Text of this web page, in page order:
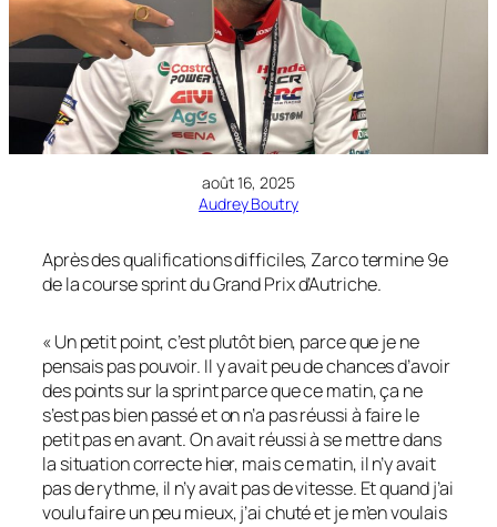
août 16, 2025
Audrey Boutry
Après des qualifications difficiles, Zarco termine 9e
de la course sprint du Grand Prix d’Autriche.
« Un petit point, c’est plutôt bien, parce que je ne
pensais pas pouvoir. Il y avait peu de chances d’avoir
des points sur la sprint parce que ce matin, ça ne
s’est pas bien passé et on n’a pas réussi à faire le
petit pas en avant. On avait réussi à se mettre dans
la situation correcte hier, mais ce matin, il n’y avait
pas de rythme, il n’y avait pas de vitesse. Et quand j’ai
voulu faire un peu mieux, j’ai chuté et je m’en voulais